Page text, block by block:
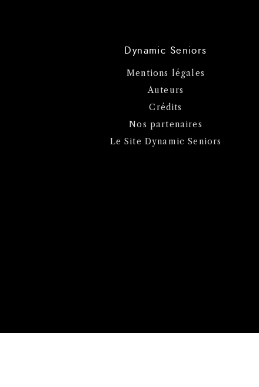
Dynamic Seniors
Mentions légales
Auteurs
Crédits
Nos partenaires
Le Site Dynamic Seniors